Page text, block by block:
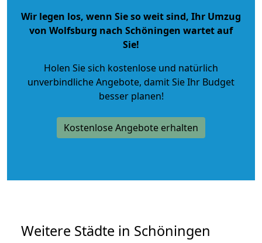
Wir legen los, wenn Sie so weit sind, Ihr Umzug
von Wolfsburg nach Schöningen wartet auf
Sie!
Holen Sie sich kostenlose und natürlich
unverbindliche Angebote, damit Sie Ihr Budget
besser planen!
Kostenlose Angebote erhalten
Weitere Städte in Schöningen